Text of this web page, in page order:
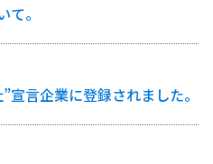
て。
言企業に登録されました。